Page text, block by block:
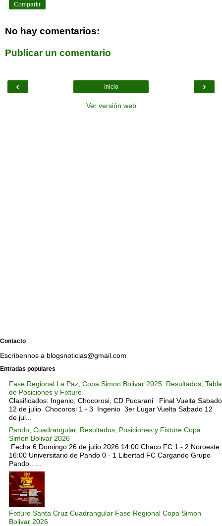
Compartir
No hay comentarios:
Publicar un comentario
‹ ›
Inicio
Ver versión web
Contacto
Escribennos a blogsnoticias@gmail.com
Entradas populares
Fase Regional La Paz, Copa Simon Bolivar 2025: Resultados, Tabla
de Posiciones y Fixture
Clasificados: Ingenio, Chocorosi, CD Pucarani Final Vuelta Sabado
12 de julio Chocorosi 1 - 3 Ingenio 3er Lugar Vuelta Sabado 12
de jul...
Pando, Cuadrangular, Resultados, Posiciones y Fixture Copa
Simon Bolivar 2026
Fecha 6 Domingo 26 de julio 2026 14:00 Chaco FC 1 - 2 Noroeste
16:00 Universitario de Pando 0 - 1 Libertad FC Cargando Grupo
Pando.. ...
Fixture Santa Cruz Cuadrangular Fase Regional Copa Simon
Bolivar 2026